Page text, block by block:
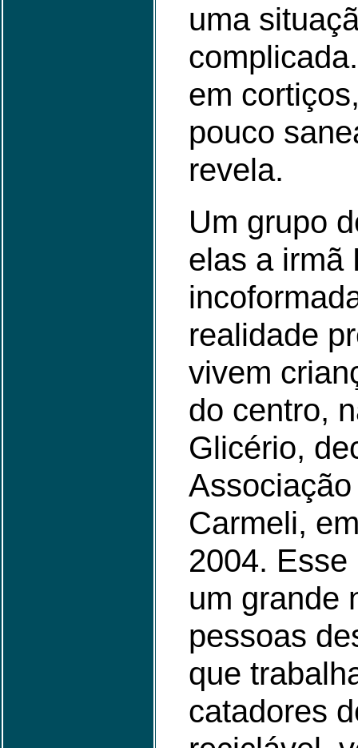
uma
em
pouco
revela.
Um grupo
elas a irmã
realidade
vivem
do centro,
Glicério,
Carmeli,
2004.
um grande
pessoas
que
catadores